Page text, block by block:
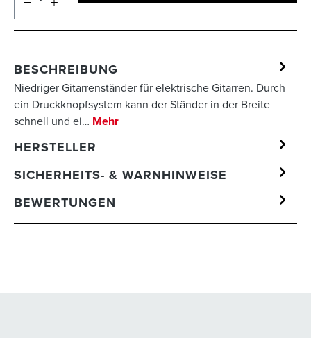
BESCHREIBUNG
Niedriger Gitarrenständer für elektrische Gitarren. Durch
ein Druckknopfsystem kann der Ständer in der Breite
schnell und ei… Mehr
HERSTELLER
SICHERHEITS- & WARNHINWEISE
BEWERTUNGEN